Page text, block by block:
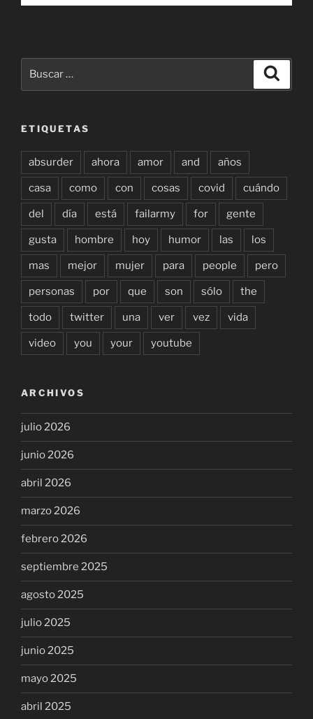
ETIQUETAS
absurder ahora amor and años
casa como con cosas covid cuándo
del día está failarmy for gente
gusta hombre hoy humor las los
mas mejor mujer para people pero
personas por que son sólo the
todo twitter una ver vez vida
video you your youtube
ARCHIVOS
julio 2026
junio 2026
abril 2026
marzo 2026
febrero 2026
septiembre 2025
agosto 2025
julio 2025
junio 2025
mayo 2025
abril 2025